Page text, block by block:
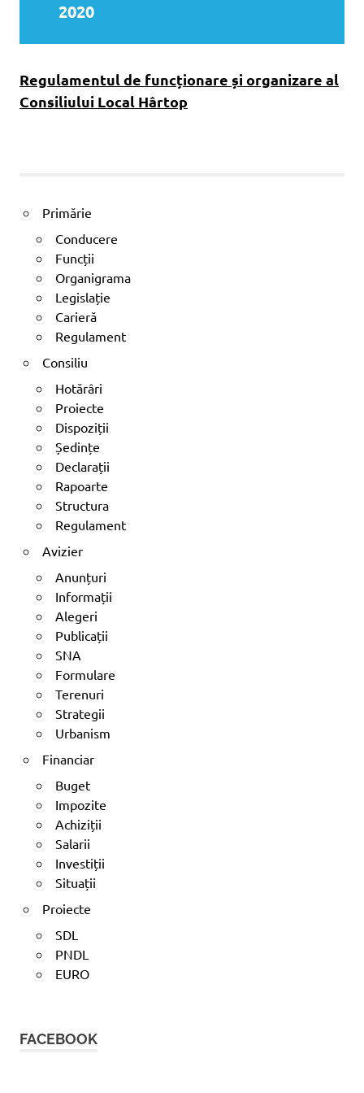
2020
Regulamentul de funcționare și organizare al
Consiliului Local Hârtop
Primărie
Conducere
Funcții
Organigrama
Legislație
Carieră
Regulament
Consiliu
Hotărâri
Proiecte
Dispoziții
Ședințe
Declarații
Rapoarte
Structura
Regulament
Avizier
Anunțuri
Informații
Alegeri
Publicații
SNA
Formulare
Terenuri
Strategii
Urbanism
Financiar
Buget
Impozite
Achiziții
Salarii
Investiții
Situații
Proiecte
SDL
PNDL
EURO
FACEBOOK